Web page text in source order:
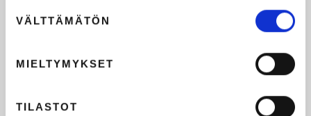
valinta
VÄLTTÄMÄTÖN
MIELTYMYKSET
TILASTOT